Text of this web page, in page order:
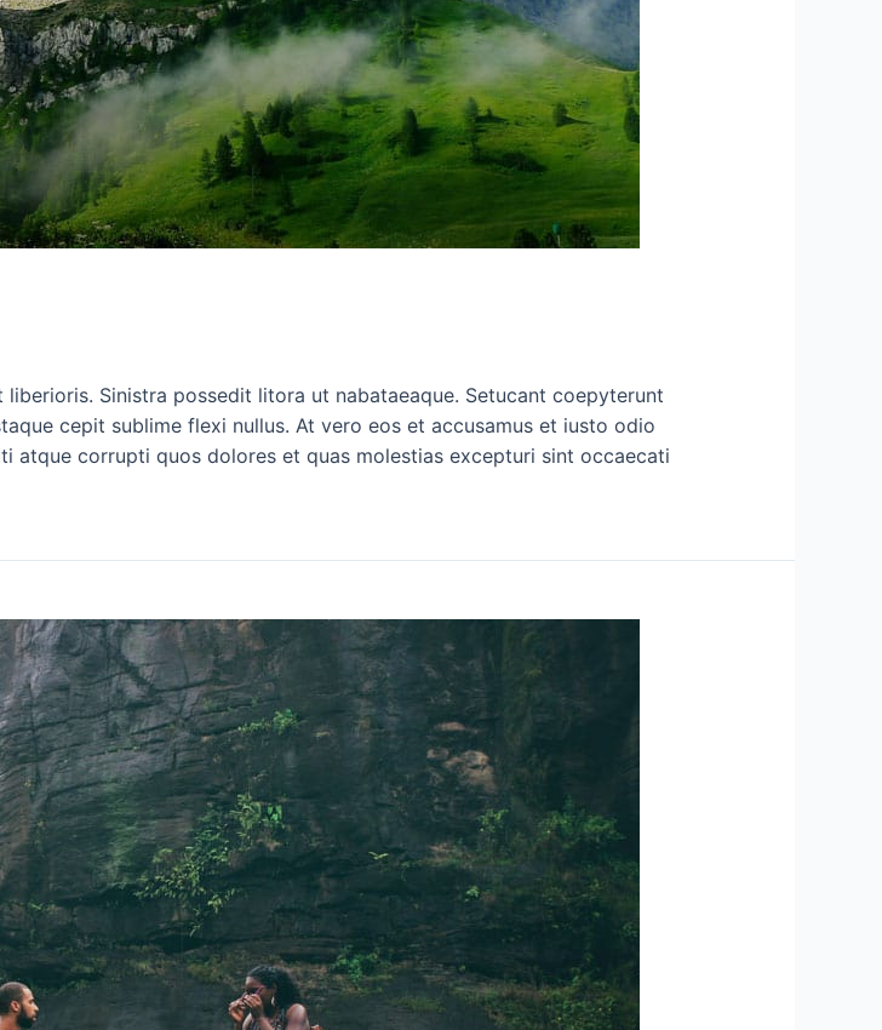
Sinistra possedit litora ut nabataeaque. Setucant coepyterunt
cepit sublime flexi nullus. At vero eos et accusamus et iusto odio
atque corrupti quos dolores et quas molestias excepturi sint occaecati